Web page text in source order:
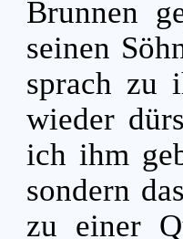
Brunnen
seinen
sprach zu
wieder
ich ihm
sondern
zu einer